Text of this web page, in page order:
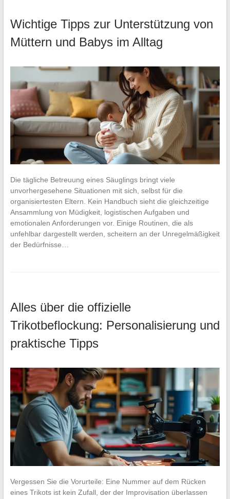
Wichtige Tipps zur Unterstützung von
Müttern und Babys im Alltag
Die tägliche Betreuung eines Säuglings bringt viele
unvorhergesehene Situationen mit sich, selbst für die
organisiertesten Eltern. Kein Handbuch sieht die gleichzeitige
Ansammlung von Müdigkeit, logistischen Aufgaben und
emotionalen Anforderungen vor. Einige Routinen, die als
unfehlbar dargestellt werden, scheitern an der Unregelmäßigkeit
der Bedürfnisse…
Alles über die offizielle
Trikotbeflockung: Personalisierung und
praktische Tipps
Vergessen Sie die Vorurteile: Eine Nummer auf dem Rücken
eines Trikots ist kein Zufall, der der Improvisation überlassen